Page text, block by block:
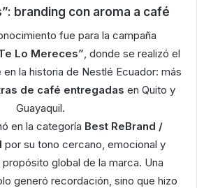
branding con aroma a café
fue para la campaña
Lo Mereces” , donde se realizó el
la historia de Nestlé Ecuador: más
de café entregadas en Quito y
Guayaquil.
en la categoría Best ReBrand /
por su tono cercano, emocional y
global de la marca. Una
generó recordación, sino que hizo